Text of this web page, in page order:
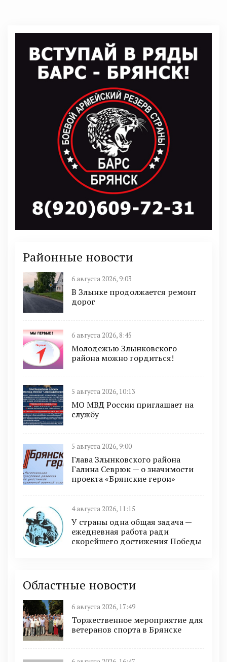
Районные новости
6 августа 2026, 9:03
В Злынке продолжается ремонт
дорог
6 августа 2026, 8:45
Молодежью Злынковского
района можно гордиться!
5 августа 2026, 10:13
МО МВД России приглашает на
службу
5 августа 2026, 9:00
Глава Злынковского района
Галина Севрюк — о значимости
проекта «Брянские герои»
4 августа 2026, 11:15
У страны одна общая задача —
ежедневная работа ради
скорейшего достижения Победы
Областные новости
6 августа 2026, 17:49
Торжественное мероприятие для
ветеранов спорта в Брянске